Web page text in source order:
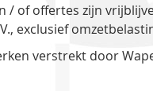
/ of offertes zijn
exclusief
verstrekt door